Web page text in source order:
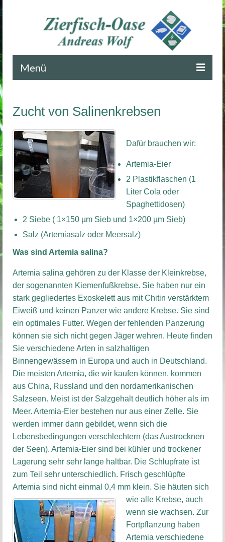
Menü
Blog
Impressum
Kontakt
Zucht von Salinenkrebsen
Dafür brauchen wir:
Artemia-Eier
2 Plastikflaschen (1
Liter Cola oder
Spaghettidosen)
2 Siebe ( 1×150 µm Sieb und 1×200 µm Sieb)
Salz (Artemiasalz oder Meersalz)
Was sind Artemia salina?
Artemia salina gehören zu der Klasse der Kleinkrebse,
der sogenannten Kiemenfußkrebse. Sie haben nur ein
stark gegliedertes Exoskelett aus mit Chitin verstärktem
Eiweiß und keinen Panzer wie andere Krebse. Sie sind
ein optimales Futter. Wegen der fehlenden Panzerung
können sie sich nicht gegen Jäger wehren. Heute finden
Sie verschiedene Arten in salzhaltigen
Binnengewässern in Europa und auch in Deutschland.
Die meisten Artemia, die wir kaufen können, kommen
aus China, Russland und den nordamerikanischen
Salzseen. Meist ist der Salzgehalt deutlich höher als im
Meer. Artemia-Eier bestehen nur aus einer Zelle. Sie
werden immer dann gebildet, wenn sich die
Lebensbedingungen verschlechtern (das Austrocknen
der Seen). Artemia-Eier sind bei kühler und trockener
Lagerung sehr sehr lange haltbar. Die Schlupfrate ist
zum Teil sehr unterschiedlich. Frisch geschlüpfte
Artemia sind nicht einmal 0,4 mm klein. Sie häuten sich
wie alle Krebse, auch
wenn sie wachsen. Zur
Fortpflanzung haben
Artemia verschiedene